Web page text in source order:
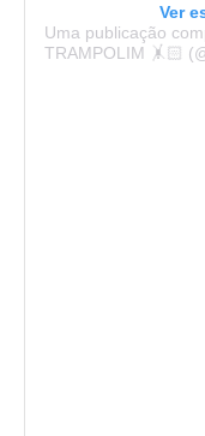
Ver
Uma publicação
TRAMPOLIM 🤸🏻